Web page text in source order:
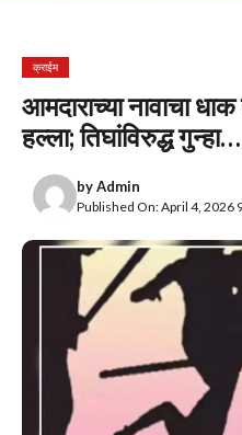
क्राईम
आमदाराच्या नावाचा
हल्ला; तिघांविरुद्ध गुन्हा…
byAdmin
Published On: April 4, 2026